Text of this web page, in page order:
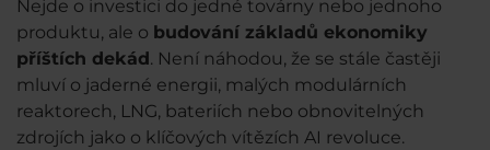
Nejde o investici do jedné továrny nebo jednoho
produktu, ale o budování základů ekonomiky
příštích dekád . Není náhodou, že se stále častěji
mluví o jaderné energii, malých modulárních
reaktorech, LNG, bateriích nebo obnovitelných
zdrojích jako o klíčových vítězích AI revoluce.